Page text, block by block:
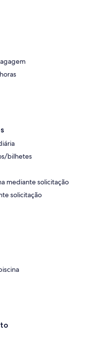
bilhetes
mediante solicitação
solicitação